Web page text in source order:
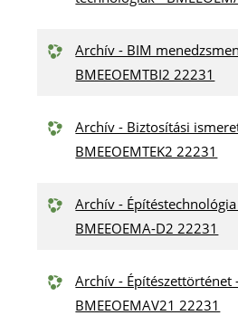
Archív - BIM
BMEEOEMTBI2 22231
Archív - Biztosítási
BMEEOEMTEK2 22231
Archív -
BMEEOEMA-D2 22231
Archív - Építészettörténet
BMEEOEMAV21 22231